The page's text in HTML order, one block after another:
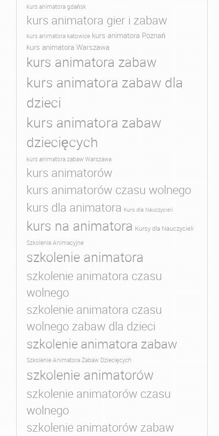
kurs animatora gdańsk
kurs animatora gier i zabaw
kurs animatora katowice kurs animatora Poznań
kurs animatora Warszawa
kurs animatora zabaw
kurs animatora zabaw dla
dzieci
kurs animatora zabaw
dziecięcych
kurs animatora zabaw Warszawa
kurs animatorów
kurs animatorów czasu wolnego
kurs dla animatora Kurs dla Nauczycieli
kurs na animatora Kursy dla Nauczycieli
Szkolenie Animacyjne
szkolenie animatora
szkolenie animatora czasu
wolnego
szkolenie animatora czasu
wolnego zabaw dla dzieci
szkolenie animatora zabaw
Szkolenie Animatora Zabaw Dziecięcych
szkolenie animatorów
szkolenie animatorów czasu
wolnego
szkolenie animatorów zabaw